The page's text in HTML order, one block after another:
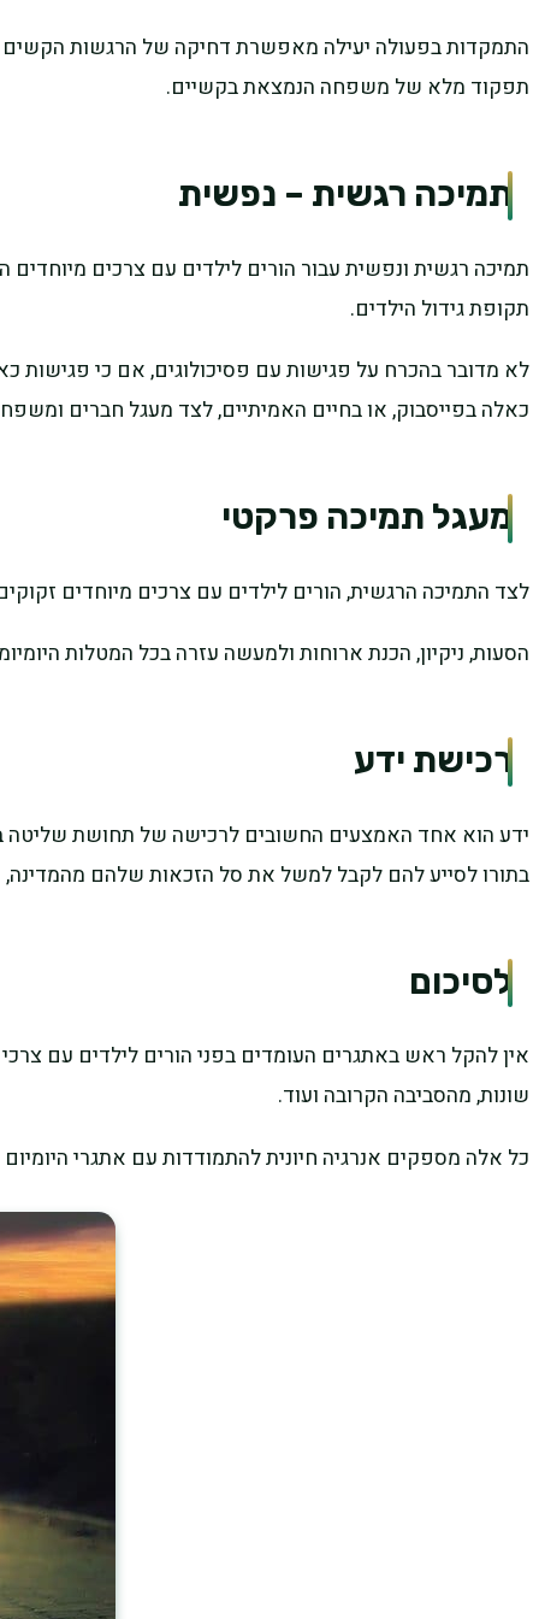
התמקדות בפעולה יעילה מאפשרת דחיקה של הרגשות הקשים
תפקוד מלא של משפחה הנמצאת בקשיים.
תמיכה רגשית – נפשית
תמיכה רגשית ונפשית עבור הורים לילדים עם צרכים
תקופת גידול הילדים.
לא מדובר בהכרח על פגישות עם פסיכולוגים, אם כי פגישות
כאלה בפייסבוק, או בחיים האמיתיים, לצד מעגל חברים
מעגל תמיכה פרקטי
לצד התמיכה הרגשית, הורים לילדים עם צרכים מיוחדים
הסעות, ניקיון, הכנת ארוחות ולמעשה עזרה בכל המטלות
רכישת ידע
ידע הוא אחד האמצעים החשובים לרכישה של תחושת שליטה
בתורו לסייע להם לקבל למשל את סל הזכאות שלהם
לסיכום
אין להקל ראש באתגרים העומדים בפני הורים לילדים עם
שונות, מהסביבה הקרובה ועוד.
כל אלה מספקים אנרגיה חיונית להתמודדות עם אתגרי